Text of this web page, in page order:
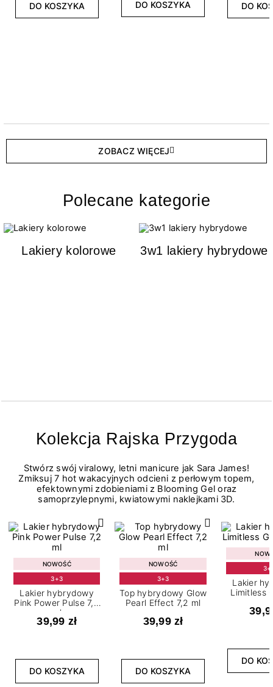
DO KOSZYKA DO KOSZYKA DO
ZOBACZ WIĘCEJ
Polecane kategorie
Lakiery kolorowe 3w1 lakiery hybrydowe
Kolekcja Rajska Przygoda
Stwórz swój viralowy, letni manicure jak Sara James!
Zmiksuj 7 hot wakacyjnych odcieni z perłowym topem,
efektownymi zdobieniami z Blooming Gel oraz
samoprzylepnymi, kwiatowymi naklejkami 3D.
NOWOŚĆ
3+3
Lakier hybrydowy
Pink Power Pulse 7,2
ml
39,99 zł
DO KOSZYKA
NOWOŚĆ
3+3
Top hybrydowy Glow
Pearl Effect 7,2 ml
39,99 zł
DO KOSZYKA
Lakier
Limitless
DO